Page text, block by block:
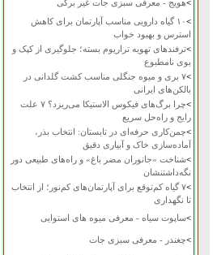
>هویج - معرفی سبزی جات غیر برگی
>
۱۰ گیاه دارویی مناسب آپارتمان برای کاهش
استرس و بهبود خواب
>ترفندهای تهویه تراریوم بسته؛ جلوگیری از کپک و
بوی نامطبوع
>
۷ بری و میوه جنگلی مناسب کشت گلدانی در
بالکن‌های ایرانی
>
چرا برگ‌های فیکوس الاستیکا می‌ریزد؟ ۷ علت
رایج و راه‌حل سریع
>چمن‌کاری حرفه‌ای در تابستان: انتخاب بذر،
آماده‌سازی خاک و آبیاری دقیق
>شناخت «جانوران مضر باغ» و راه‌های طبیعی دور
نگه‌داشتنشان
>
۷ گیاه کم‌توقع برای آپارتمان‌های کم‌نور؛ از انتخاب
تا نگهداری
>ساپوت سیاه - معرفی میوه های استوایی
>چغندر - معرفی سبزی جات